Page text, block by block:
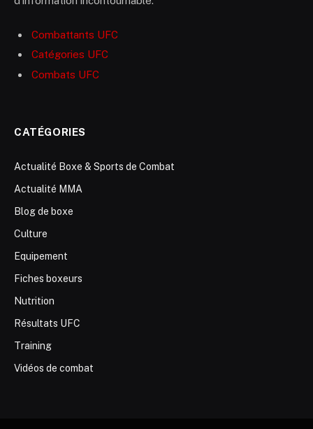
Combattants UFC
Catégories UFC
Combats UFC
CATÉGORIES
Actualité Boxe & Sports de Combat
Actualité MMA
Blog de boxe
Culture
Equipement
Fiches boxeurs
Nutrition
Résultats UFC
Training
Vidéos de combat